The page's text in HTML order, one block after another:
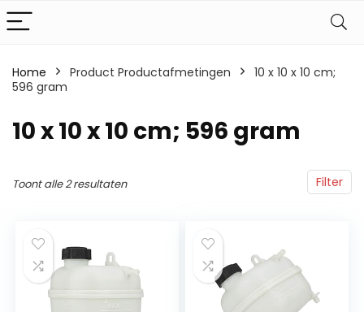
Home Product Productafmetingen
‎10 x 10 x 10 cm;
596 gram
‎10 x 10 x 10 cm; 596 gram
Filter
Toont alle 2 resultaten